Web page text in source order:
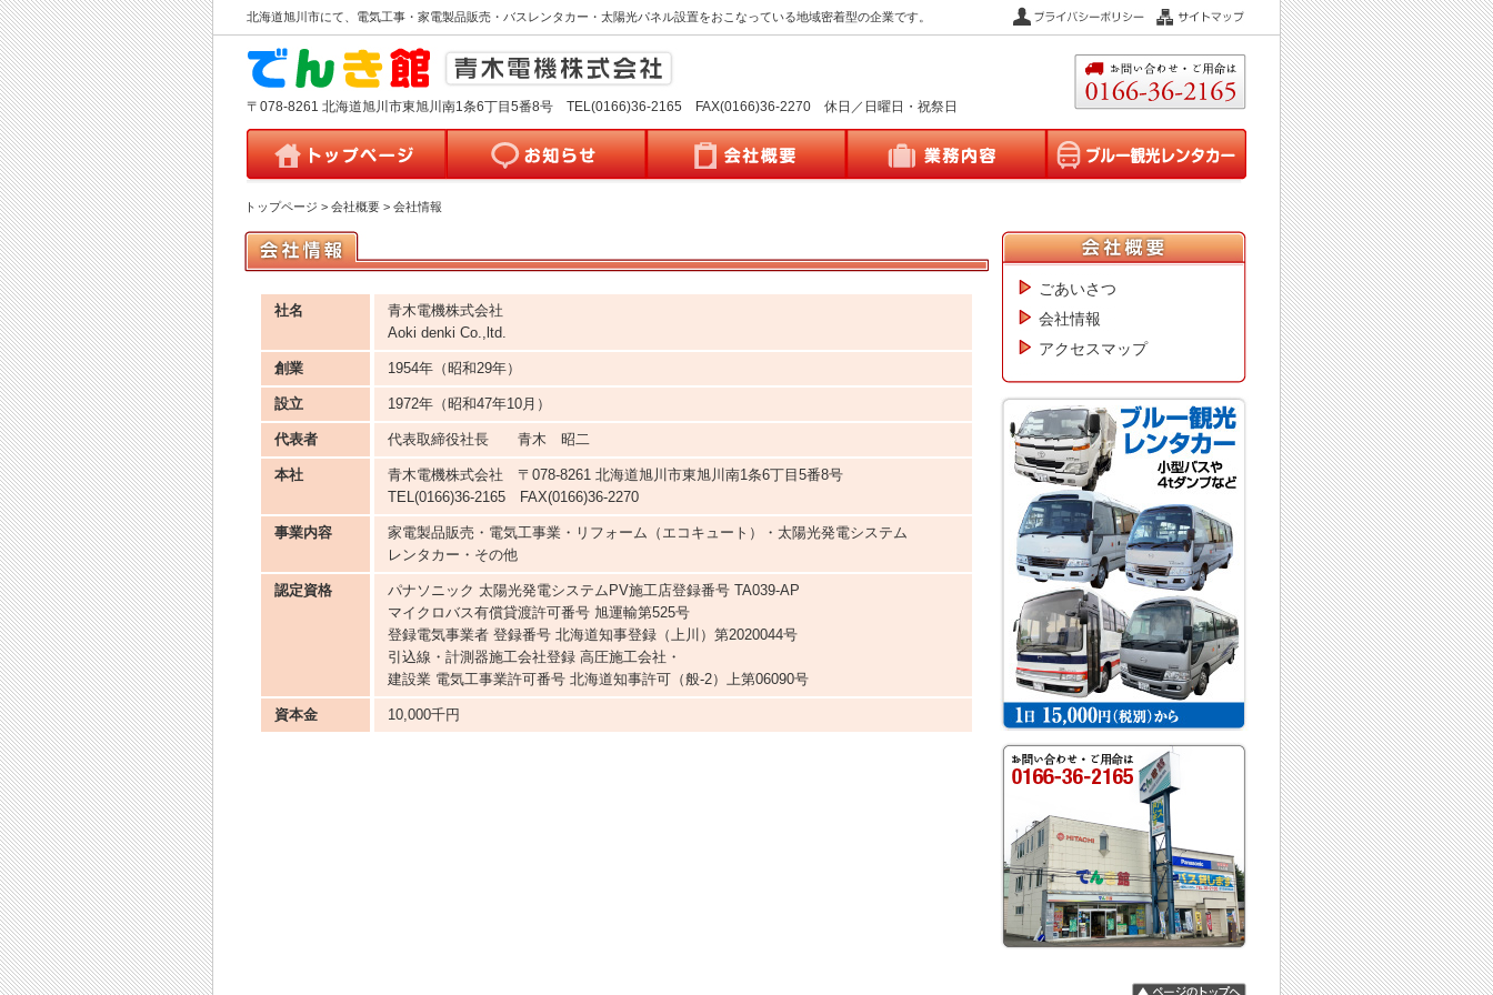
北海道旭川市にて、電気工事・家電製品販売・バスレンタカー・太陽光パネル設置をおこなっている地域密着型の企業です。
〒078-8261 北海道旭川市東旭川南1条6丁目5番8号 TEL(0166)36-2165 FAX(0166)36-2270 休日／日曜日・祝祭日
トップページ > 会社概要 > 会社情報
社名
青木電機株式会社
Aoki denki Co.,ltd.
創業 1954年（昭和29年）
設立 1972年（昭和47年10月）
代表者 代表取締役社長 青木 昭二
本社
青木電機株式会社 〒078-8261 北海道旭川市東旭川南1条6丁目5番8号
TEL(0166)36-2165 FAX(0166)36-2270
事業内容
家電製品販売・電気工事業・リフォーム（エコキュート）・太陽光発電システム
レンタカー・その他
認定資格
パナソニック 太陽光発電システムPV施工店登録番号 TA039-AP
マイクロバス有償貸渡許可番号 旭運輸第525号
登録電気事業者 登録番号 北海道知事登録（上川）第2020044号
引込線・計測器施工会社登録 高圧施工会社・
建設業 電気工事業許可番号 北海道知事許可（般-2）上第06090号
資本金 10,000千円
ごあいさつ
会社情報
アクセスマップ